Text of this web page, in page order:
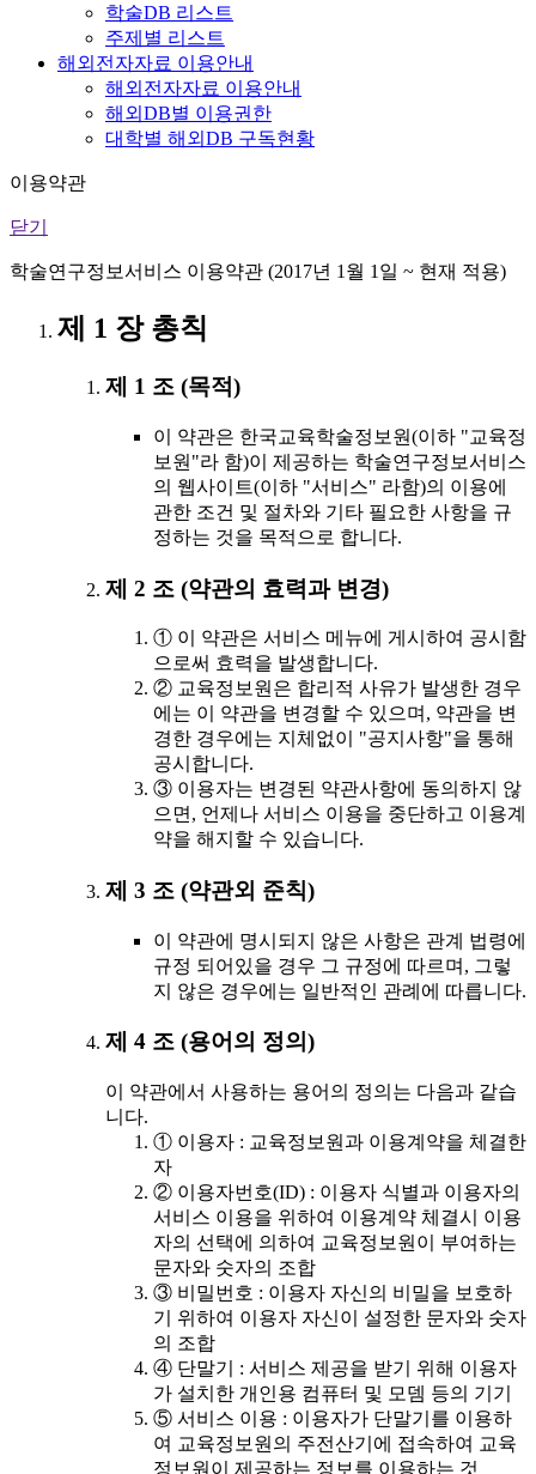
학술DB 리스트
주제별 리스트
해외전자자료 이용안내
해외전자자료 이용안내
해외DB별 이용권한
대학별 해외DB 구독현황
이용약관
닫기
학술연구정보서비스 이용약관 (2017년 1월 1일 ~ 현재 적용)
제 1 장 총칙
제 1 조 (목적)
이 약관은 한국교육학술정보원(이하 "교육정
보원"라 함)이 제공하는 학술연구정보서비스
의 웹사이트(이하 "서비스" 라함)의 이용에
관한 조건 및 절차와 기타 필요한 사항을 규
정하는 것을 목적으로 합니다.
제 2 조 (약관의 효력과 변경)
① 이 약관은 서비스 메뉴에 게시하여 공시함
으로써 효력을 발생합니다.
② 교육정보원은 합리적 사유가 발생한 경우
에는 이 약관을 변경할 수 있으며, 약관을 변
경한 경우에는 지체없이 "공지사항"을 통해
공시합니다.
③ 이용자는 변경된 약관사항에 동의하지 않
으면, 언제나 서비스 이용을 중단하고 이용계
약을 해지할 수 있습니다.
제 3 조 (약관외 준칙)
이 약관에 명시되지 않은 사항은 관계 법령에
규정 되어있을 경우 그 규정에 따르며, 그렇
지 않은 경우에는 일반적인 관례에 따릅니다.
제 4 조 (용어의 정의)
이 약관에서 사용하는 용어의 정의는 다음과 같습
니다.
① 이용자 : 교육정보원과 이용계약을 체결한
자
② 이용자번호(ID) : 이용자 식별과 이용자의
서비스 이용을 위하여 이용계약 체결시 이용
자의 선택에 의하여 교육정보원이 부여하는
문자와 숫자의 조합
③ 비밀번호 : 이용자 자신의 비밀을 보호하
기 위하여 이용자 자신이 설정한 문자와 숫자
의 조합
④ 단말기 : 서비스 제공을 받기 위해 이용자
가 설치한 개인용 컴퓨터 및 모뎀 등의 기기
⑤ 서비스 이용 : 이용자가 단말기를 이용하
여 교육정보원의 주전산기에 접속하여 교육
정보원이 제공하는 정보를 이용하는 것